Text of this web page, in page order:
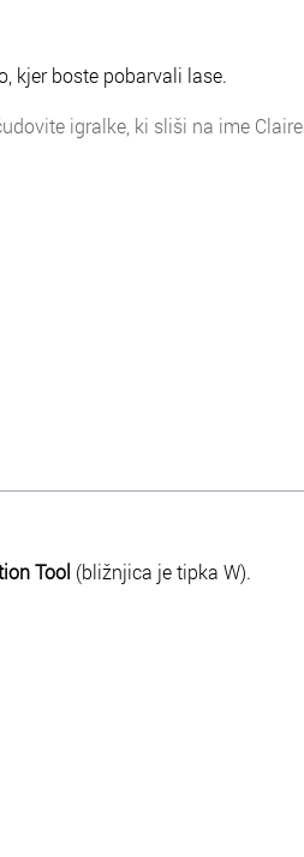
kjer boste pobarvali lase.
igralke, ki sliši na ime Claire
Tool (bližnjica je tipka W).